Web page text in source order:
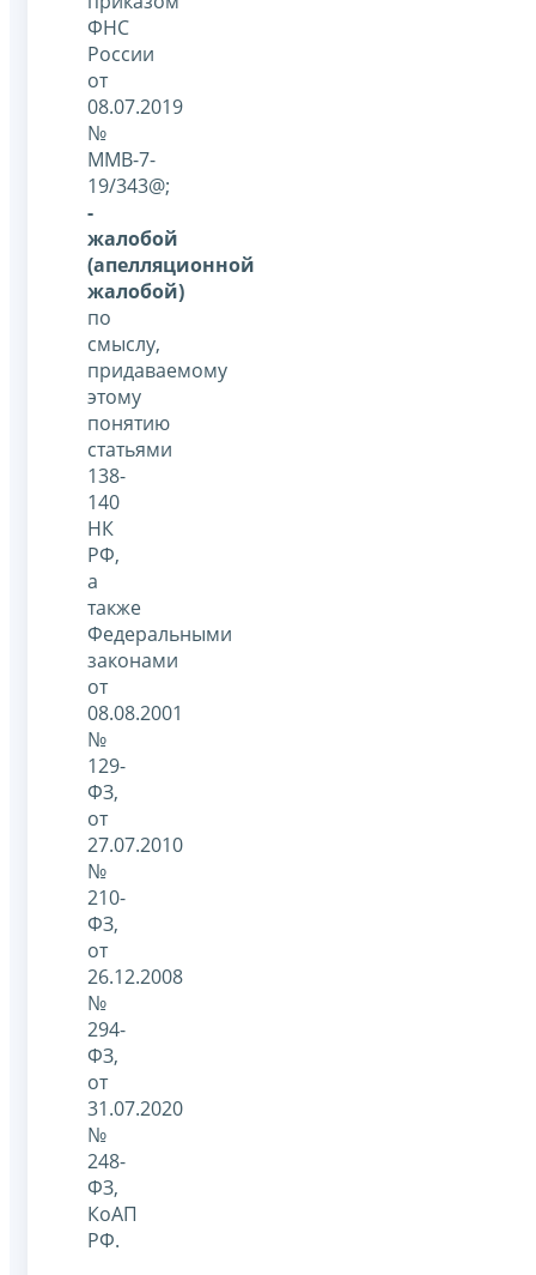
ФНС
России
от
08.07.2019
№
ММВ-7-
19/343@;
-
жалобой
(апелляционной
жалобой)
по
смыслу,
придаваемому
этому
понятию
статьями
138-
140
НК
РФ,
а
также
Федеральными
законами
от
08.08.2001
№
129-
ФЗ,
от
27.07.2010
№
210-
ФЗ,
от
26.12.2008
№
294-
ФЗ,
от
31.07.2020
№
248-
ФЗ,
КоАП
РФ.